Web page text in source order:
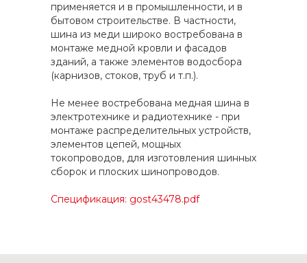
применяется и в промышленности, и в
бытовом строительстве. В частности,
шина из меди широко востребована в
монтаже медной кровли и фасадов
зданий, а также элементов водосбора
(карнизов, стоков, труб и т.п.).
Не менее востребована медная шина в
электротехнике и радиотехнике - при
монтаже распределительных устройств,
элементов цепей, мощных
токопроводов, для изготовления шинных
сборок и плоских шинопроводов.
Спецификация: gost43478.pdf